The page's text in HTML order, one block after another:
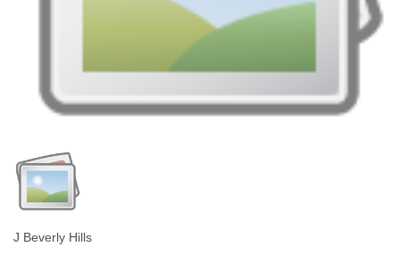
J Beverly Hills